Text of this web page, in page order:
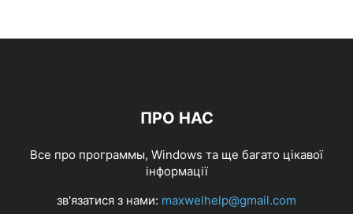
ПРО НАС
Все про программы, Windows та ще багато цікавої
інформації
зв'язатися з нами: maxwelhelp@gmail.com